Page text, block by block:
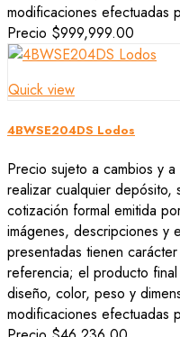
modificaciones efectuadas
Precio $999,999.00
Quick view
4BWSE204DS Lodos
Precio sujeto a cambios y
realizar cualquier depósito,
cotización formal emitida
imágenes, descripciones y
presentadas tienen
referencia; el producto
diseño, color, peso y
modificaciones efectuadas